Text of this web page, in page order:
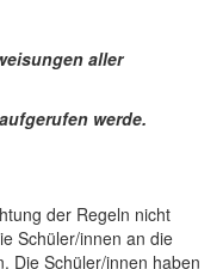
aller
werde.
der Regeln nicht
Schüler/innen an die
Die Schüler/innen haben